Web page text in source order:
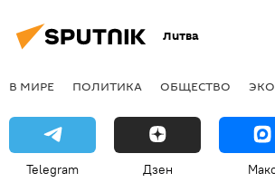
Литва
В МИРЕ ПОЛИТИКА ОБЩЕСТВО
Telegram Дзен